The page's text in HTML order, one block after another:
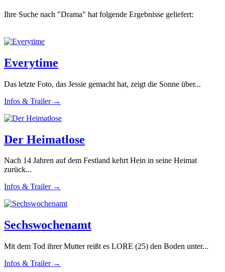
Ihre Suche nach "Drama" hat folgende Ergebnisse geliefert:
Everytime
Das letzte Foto, das Jessie gemacht hat, zeigt die Sonne über...
Infos & Trailer →
Der Heimatlose
Nach 14 Jahren auf dem Festland kehrt Hein in seine Heimat
zurück...
Infos & Trailer →
Sechswochenamt
Mit dem Tod ihrer Mutter reißt es LORE (25) den Boden unter...
Infos & Trailer →